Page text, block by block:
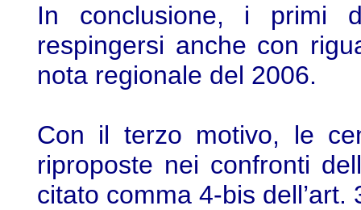
In conclusione, i primi
respingersi anche con
nota regionale del 2006.
Con il terzo motivo, le
riproposte nei confronti
citato comma 4-bis